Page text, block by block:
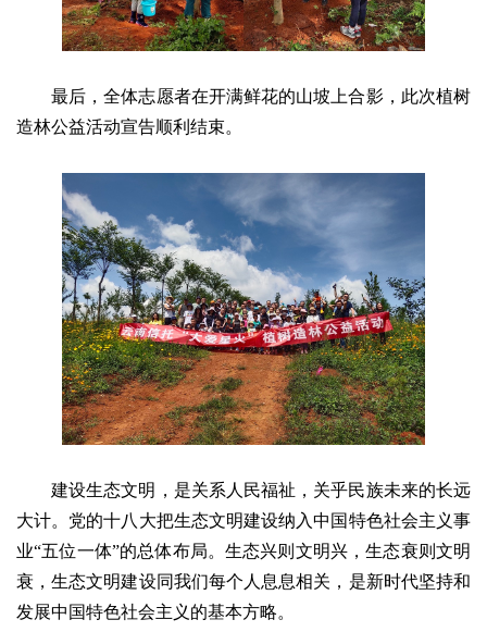
最后，全体志愿者在开满鲜花的山坡上合影，此次植树
造林公益活动宣告顺利结束。
建设生态文明，是关系人民福祉，关乎民族未来的长远
大计。党的十八大把生态文明建设纳入中国特色社会主义事
业“五位一体”的总体布局。生态兴则文明兴，生态衰则文明
衰，生态文明建设同我们每个人息息相关，是新时代坚持和
发展中国特色社会主义的基本方略。